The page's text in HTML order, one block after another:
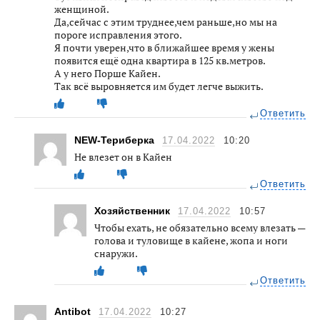
женщиной.
Да,сейчас с этим труднее,чем раньше,но мы на
пороге исправления этого.
Я почти уверен,что в ближайшее время у жены
появится ещё одна квартира в 125 кв.метров.
А у него Порше Кайен.
Так всё выровняется им будет легче выжить.
Ответить
NEW-Териберка 17.04.2022 10:20
Не влезет он в Кайен
Ответить
Хозяйственник 17.04.2022 10:57
Чтобы ехать, не обязательно всему влезать —
голова и туловище в кайене, жопа и ноги
снаружи.
Ответить
Antibot 17.04.2022 10:27